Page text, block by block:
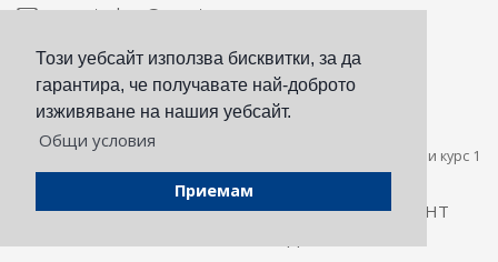
Този уебсайт използва бисквитки, за да
гарантира, че получавате най-доброто
изживяване на нашия уебсайт.
Общи условия
Приемам
econt_shop@econt.com
Екип Материални ресурси
otdel_mr@econt.com
Стойността на сумата за плащане в евро е пресметната при курс 1
евро за 1,95583 лева.
Всички права запазени © 2026 - ЕКОНТ